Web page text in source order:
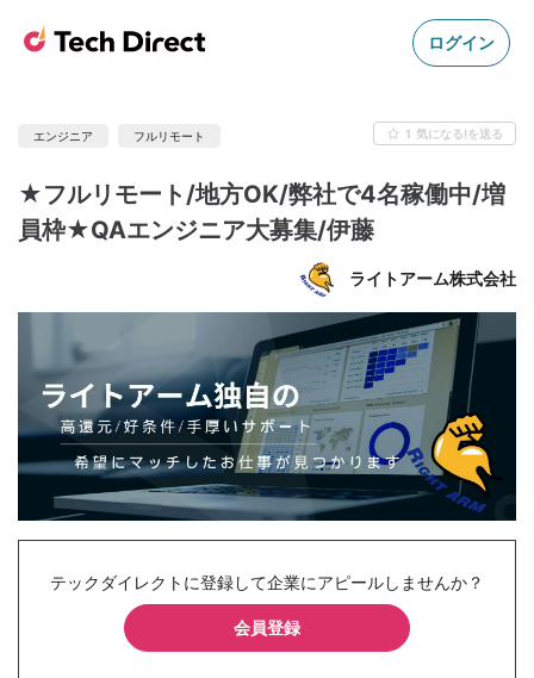
ログイン
エンジニア フルリモート 1 気になる!を送る
★フルリモート/地方OK/弊社で4名稼働中/増
員枠★QAエンジニア大募集/伊藤
ライトアーム株式会社
テックダイレクトに登録して企業にアピールしませんか？
会員登録